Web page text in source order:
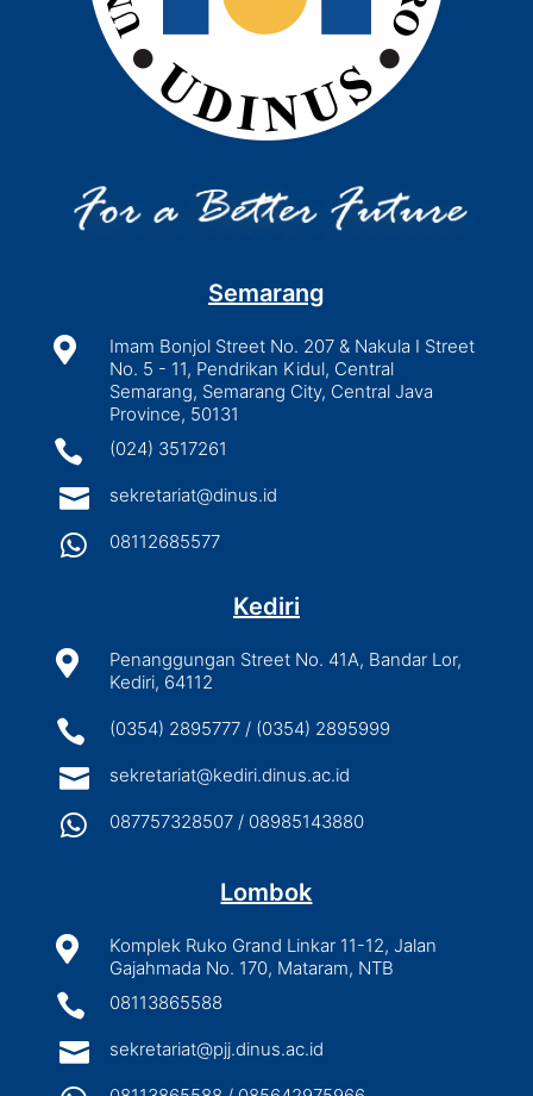
Semarang

Imam Bonjol Street No. 207 & Nakula I Street
No. 5 - 11, Pendrikan Kidul, Central
Semarang, Semarang City, Central Java
Province, 50131
 (024) 3517261
 sekretariat@dinus.id
 08112685577
Kediri

Penanggungan Street No. 41A, Bandar Lor,
Kediri, 64112
 (0354) 2895777 / (0354) 2895999
 sekretariat@kediri.dinus.ac.id
 087757328507 / 08985143880
Lombok

Komplek Ruko Grand Linkar 11-12, Jalan
Gajahmada No. 170, Mataram, NTB
 08113865588
 sekretariat@pjj.dinus.ac.id